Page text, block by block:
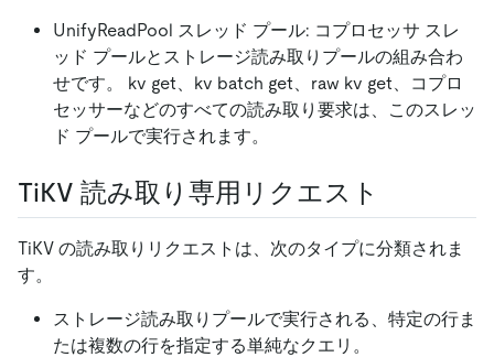
UnifyReadPool スレッド プール: コプロセッサ スレ
ッド プールとストレージ読み取りプールの組み合わ
せです。 kv get、kv batch get、raw kv get、コプロ
セッサーなどのすべての読み取り要求は、このスレッ
ド プールで実行されます。
TiKV 読み取り専用リクエスト
TiKV の読み取りリクエストは、次のタイプに分類されま
す。
ストレージ読み取りプールで実行される、特定の行ま
たは複数の行を指定する単純なクエリ。